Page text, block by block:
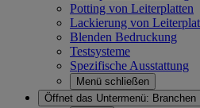
Potting von Leiterplatten
Lackierung von
Blenden Bedruckung
Testsysteme
Spezifische Ausstattung
Menü schließen
Öffnet das Untermenü: Branchen